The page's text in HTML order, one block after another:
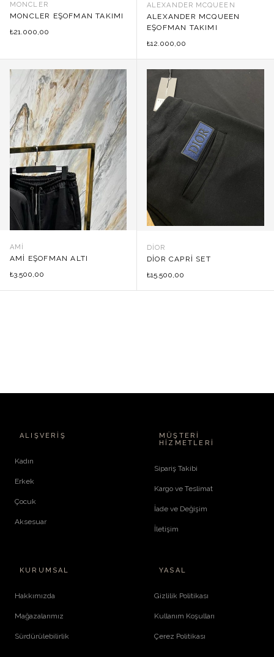
MONCLER
MONCLER EŞOFMAN TAKIMI
₺21.000,00
ALEXANDER MCQUEEN
ALEXANDER MCQUEEN
EŞOFMAN TAKIMI
₺12.000,00
AMI
AMI EŞOFMAN ALTI
₺3.500,00
DIOR
DIOR CAPRI SET
₺15.500,00
ALIŞVERIŞ
Kadın
Erkek
Çocuk
Aksesuar
MÜŞTERI
HIZMETLERI
Sipariş Takibi
Kargo ve Teslimat
İade ve Değişim
İletişim
KURUMSAL
Hakkımızda
Mağazalarımız
Sürdürülebilirlik
YASAL
Gizlilik Politikası
Kullanım Koşulları
Çerez Politikası